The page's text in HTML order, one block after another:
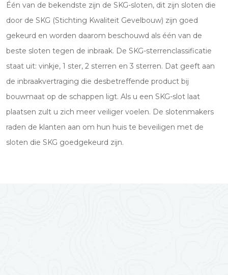
Één van de bekendste zijn de SKG-sloten, dit zijn sloten die
door de SKG (Stichting Kwaliteit Gevelbouw) zijn goed
gekeurd en worden daarom beschouwd als één van de
beste sloten tegen de inbraak. De SKG-sterrenclassificatie
staat uit: vinkje, 1 ster, 2 sterren en 3 sterren. Dat geeft aan
de inbraakvertraging die desbetreffende product bij
bouwmaat op de schappen ligt. Als u een SKG-slot laat
plaatsen zult u zich meer veiliger voelen. De slotenmakers
raden de klanten aan om hun huis te beveiligen met de
sloten die SKG goedgekeurd zijn.